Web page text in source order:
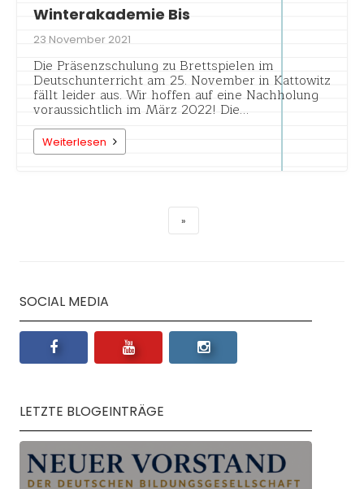
Winterakademie Bis
23 November 2021
Die Präsenzschulung zu Brettspielen im
Deutschunterricht am 25. November in Kattowitz
fällt leider aus. Wir hoffen auf eine Nachholung
voraussichtlich im März 2022! Die…
Weiterlesen
SOCIAL MEDIA
LETZTE BLOGEINTRÄGE